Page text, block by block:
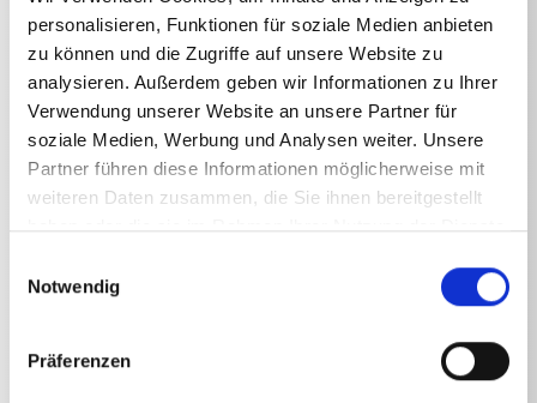
personalisieren, Funktionen für soziale Medien anbieten
zu können und die Zugriffe auf unsere Website zu
analysieren. Außerdem geben wir Informationen zu Ihrer
Verwendung unserer Website an unsere Partner für
soziale Medien, Werbung und Analysen weiter. Unsere
Partner führen diese Informationen möglicherweise mit
weiteren Daten zusammen, die Sie ihnen bereitgestellt
haben oder die sie im Rahmen Ihrer Nutzung der Dienste
Notwendig
Präferenzen
Technische Angaben